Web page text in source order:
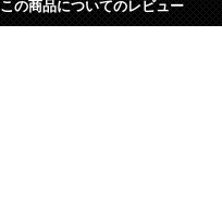
この商品についてのレビュー